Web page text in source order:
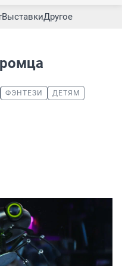
ВыставкиДругое
ФЭНТЕЗИ
ДЕТЯМ